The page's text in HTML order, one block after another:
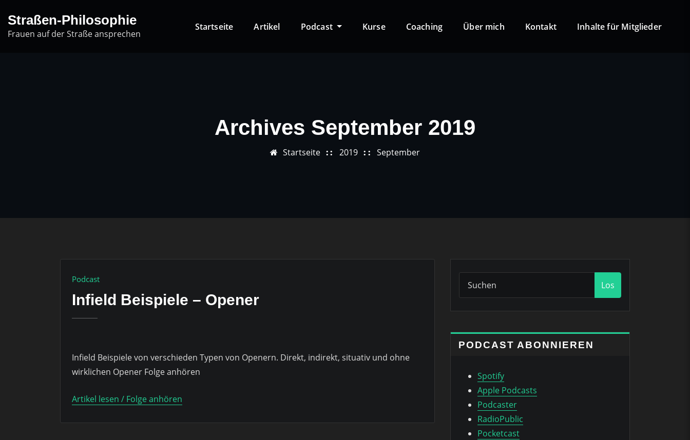
content
Straßen-Philosophie
Frauen auf der Straße ansprechen
Startseite Artikel Podcast Kurse Coaching Über mich Kontakt Inhalte für Mitglieder
Archives September 2019
Startseite 2019 September
Podcast
Infield Beispiele – Opener
Infield Beispiele von verschieden Typen von Openern. Direkt, indirekt, situativ und ohne
wirklichen Opener Folge anhören
Artikel lesen / Folge anhören
Los
PODCAST ABONNIEREN
Spotify
Apple Podcasts
Podcaster
RadioPublic
Pocketcast